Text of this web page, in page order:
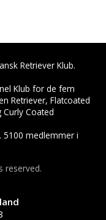
Retriever Klub.
Klub for de fem
Retriever, Flatcoated
Curly Coated
5100 medlemmer i
reserved.